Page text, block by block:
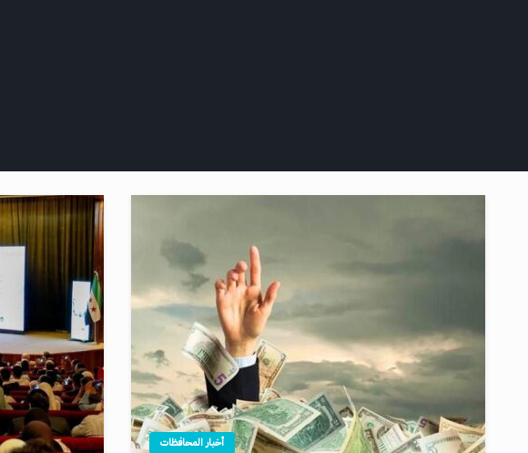
أخبار المحافظات